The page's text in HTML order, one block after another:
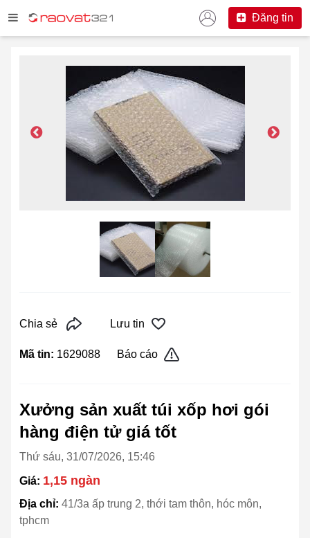
Đăng tin
Chia sẻ Lưu tin
Mã tin: 1629088 Báo cáo
Xưởng sản xuất túi xốp hơi gói
hàng điện tử giá tốt
Thứ sáu, 31/07/2026, 15:46
Giá: 1,15 ngàn
Địa chỉ: 41/3a ấp trung 2, thới tam thôn, hóc môn,
tphcm